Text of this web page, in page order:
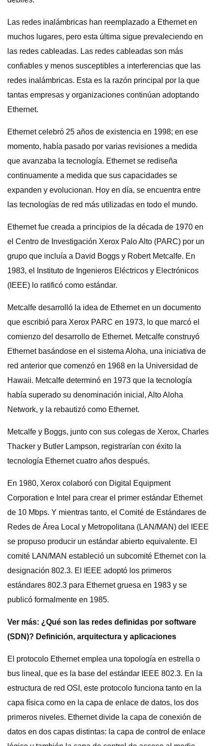
Las redes inalámbricas han reemplazado a Ethernet en
muchos lugares, pero esta última sigue prevaleciendo en
las redes cableadas. Las redes cableadas son más
confiables y menos susceptibles a interferencias que las
redes inalámbricas. Esta es la razón principal por la que
tantas empresas y organizaciones continúan adoptando
Ethernet.
Ethernet celebró 25 años de existencia en 1998; en ese
momento, había pasado por varias revisiones a medida
que avanzaba la tecnología. Ethernet se rediseña
continuamente a medida que sus capacidades se
expanden y evolucionan. Hoy en día, se encuentra entre
las tecnologías de red más utilizadas en todo el mundo.
Ethernet fue creada a principios de la década de 1970 en
el Centro de Investigación Xerox Palo Alto (PARC) por un
grupo que incluía a David Boggs y Robert Metcalfe. En
1983, el Instituto de Ingenieros Eléctricos y Electrónicos
(IEEE) lo ratificó como estándar.
Metcalfe desarrolló la idea de Ethernet en un documento
que escribió para Xerox PARC en 1973, lo que marcó el
comienzo del desarrollo de Ethernet. Metcalfe construyó
Ethernet basándose en el sistema Aloha, una iniciativa de
red anterior que comenzó en 1968 en la Universidad de
Hawaii. Metcalfe determinó en 1973 que la tecnología
había superado su denominación inicial, Alto Aloha
Network, y la rebautizó como Ethernet.
Metcalfe y Boggs, junto con sus colegas de Xerox, Charles
Thacker y Butler Lampson, registrarían con éxito la
tecnología Ethernet cuatro años después.
En 1980, Xerox colaboró ​​con Digital Equipment
Corporation e Intel para crear el primer estándar Ethernet
de 10 Mbps. Y mientras tanto, el Comité de Estándares de
Redes de Área Local y Metropolitana (LAN/MAN) del IEEE
se propuso producir un estándar abierto equivalente. El
comité LAN/MAN estableció un subcomité Ethernet con la
designación 802.3. El IEEE adoptó los primeros
estándares 802.3 para Ethernet gruesa en 1983 y se
publicó formalmente en 1985.
Ver más: ¿Qué son las redes definidas por software
(SDN)? Definición, arquitectura y aplicaciones
El protocolo Ethernet emplea una topología en estrella o
bus lineal, que es la base del estándar IEEE 802.3. En la
estructura de red OSI, este protocolo funciona tanto en la
capa física como en la capa de enlace de datos, los dos
primeros niveles. Ethernet divide la capa de conexión de
datos en dos capas distintas: la capa de control de enlace